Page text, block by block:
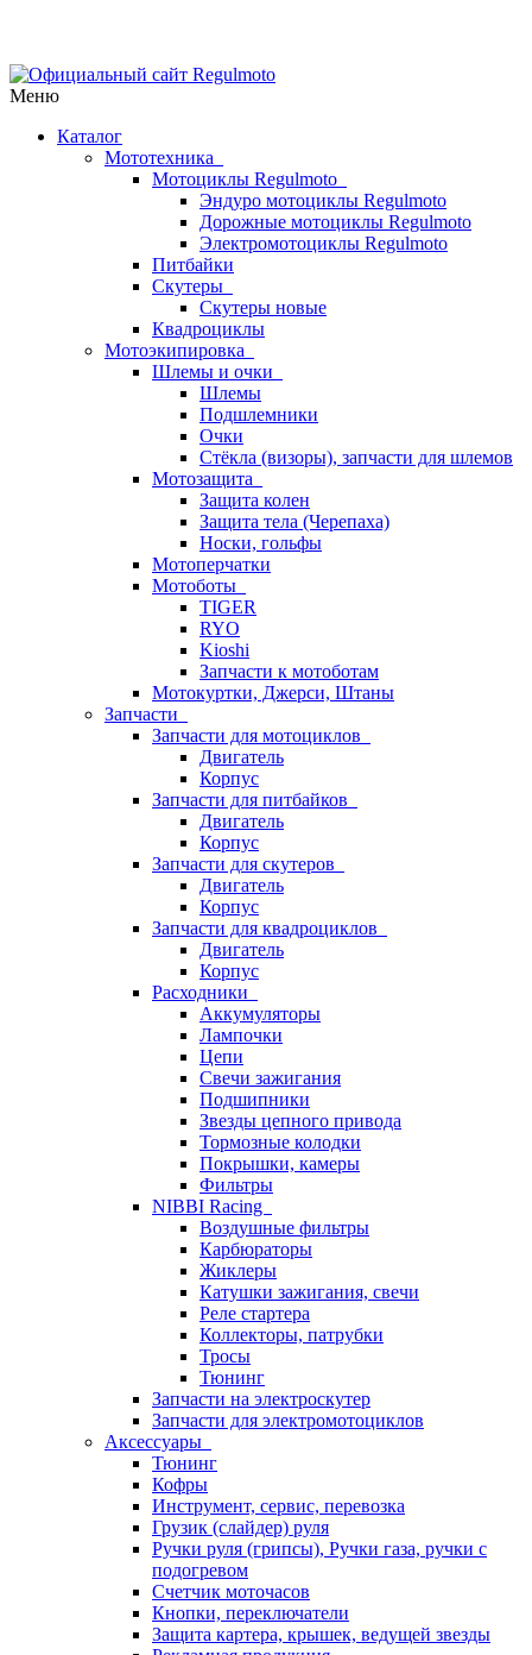
Меню
Каталог
Мототехника
Мотоциклы Regulmoto
Эндуро мотоциклы Regulmoto
Дорожные мотоциклы Regulmoto
Электромотоциклы Regulmoto
Питбайки
Скутеры
Скутеры новые
Квадроциклы
Мотоэкипировка
Шлемы и очки
Шлемы
Подшлемники
Очки
Стёкла (визоры), запчасти для шлемов
Мотозащита
Защита колен
Защита тела (Черепаха)
Носки, гольфы
Мотоперчатки
Мотоботы
TIGER
RYO
Kioshi
Запчасти к мотоботам
Мотокуртки, Джерси, Штаны
Запчасти
Запчасти для мотоциклов
Двигатель
Корпус
Запчасти для питбайков
Двигатель
Корпус
Запчасти для скутеров
Двигатель
Корпус
Запчасти для квадроциклов
Двигатель
Корпус
Расходники
Аккумуляторы
Лампочки
Цепи
Свечи зажигания
Подшипники
Звезды цепного привода
Тормозные колодки
Покрышки, камеры
Фильтры
NIBBI Racing
Воздушные фильтры
Карбюраторы
Жиклеры
Катушки зажигания, свечи
Реле стартера
Коллекторы, патрубки
Тросы
Тюнинг
Запчасти на электроскутер
Запчасти для электромотоциклов
Аксессуары
Тюнинг
Кофры
Инструмент, сервис, перевозка
Грузик (слайдер) руля
Ручки руля (грипсы), Ручки газа, ручки с
подогревом
Счетчик моточасов
Кнопки, переключатели
Защита картера, крышек, ведущей звезды